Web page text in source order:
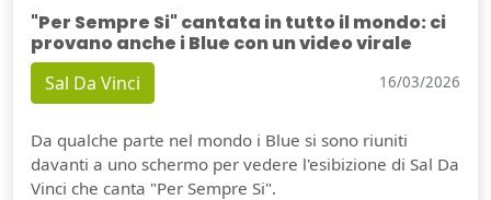
"Per Sempre Si" cantata in tutto il mondo: ci
provano anche i Blue con un video virale
Sal Da Vinci 16/03/2026
Da qualche parte nel mondo i Blue si sono riuniti
davanti a uno schermo per vedere l'esibizione di Sal Da
Vinci che canta "Per Sempre Si".